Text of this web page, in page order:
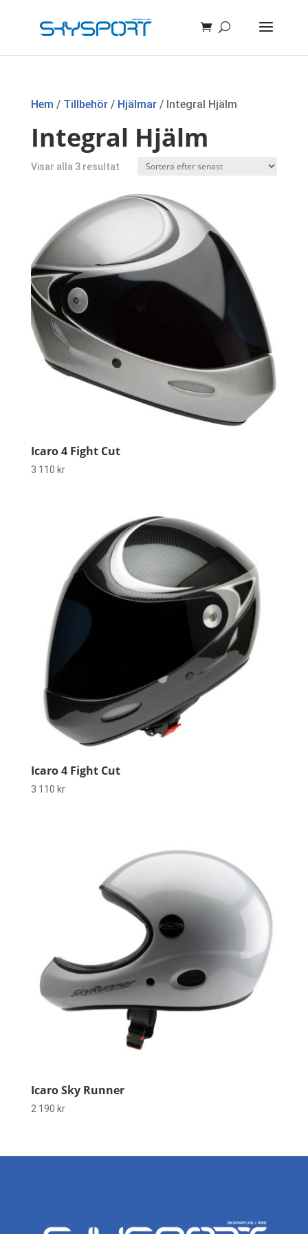
Hem / Tillbehör/ Hjälmar/ Integral Hjälm
Integral Hjälm
Visar alla 3 resultatSortera
senaste
Icaro 4 Fight Cut
3 110 kr
Icaro 4 Fight Cut
3 110 kr
Icaro Sky Runner
2 190 kr